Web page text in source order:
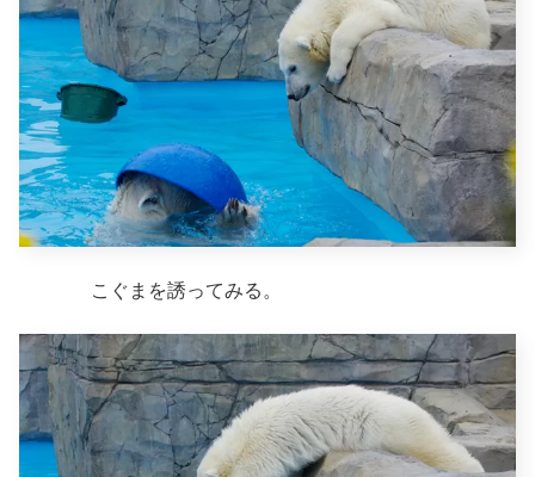
こぐまを誘ってみる。